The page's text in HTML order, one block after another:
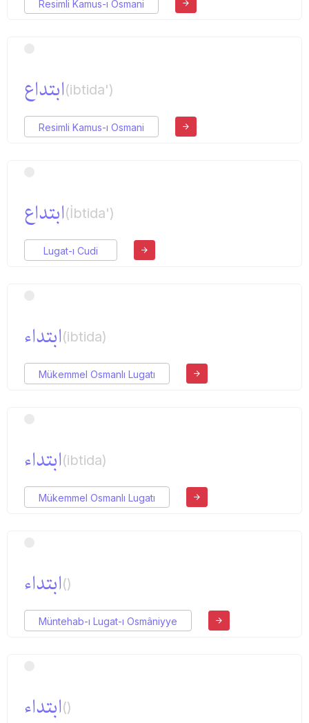
Resimli Kamus-ı Osmani
ابتداع(ibtida')
Resimli Kamus-ı Osmani
ابتداع(İbtida')
Lugat-ı Cudi
ابتداء(ibtida)
Mükemmel Osmanlı Lugatı
ابتداء(ibtida)
Mükemmel Osmanlı Lugatı
ابتداء()
Müntehab-ı Lugat-ı Osmâniyye
ابتداء()